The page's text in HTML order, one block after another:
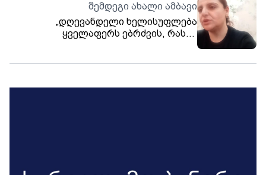
შემდეგი ახალი ამბავი
„დღევანდელი ხელისუფლება
ყველაფერს ებრძვის, რასაც